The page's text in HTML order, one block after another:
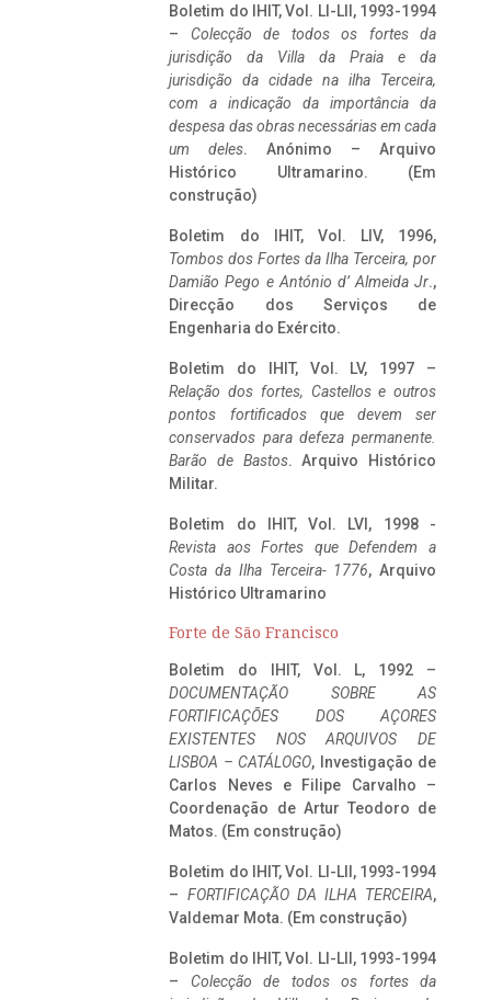
Boletim do IHIT, Vol. LI-LII, 1993-1994
– Colecção de todos os fortes da
jurisdição da Villa da Praia e da
jurisdição da cidade na ilha Terceira,
com a indicação da importância da
despesa das obras necessárias em cada
um deles. Anónimo – Arquivo
Histórico Ultramarino. (Em
construção)
Boletim do IHIT, Vol. LIV, 1996,
Tombos dos Fortes da Ilha Terceira, por
Damião Pego e António d’ Almeida Jr.,
Direcção dos Serviços de
Engenharia do Exército.
Boletim do IHIT, Vol. LV, 1997 –
Relação dos fortes, Castellos e outros
pontos fortificados que devem ser
conservados para defeza permanente.
Barão de Bastos. Arquivo Histórico
Militar.
Boletim do IHIT, Vol. LVI, 1998 -
Revista aos Fortes que Defendem a
Costa da Ilha Terceira- 1776, Arquivo
Histórico Ultramarino
Forte de São Francisco
Boletim do IHIT, Vol. L, 1992 –
DOCUMENTAÇÃO SOBRE AS
FORTIFICAÇÕES DOS AÇORES
EXISTENTES NOS ARQUIVOS DE
LISBOA – CATÁLOGO, Investigação de
Carlos Neves e Filipe Carvalho –
Coordenação de Artur Teodoro de
Matos. (Em construção)
Boletim do IHIT, Vol. LI-LII, 1993-1994
– FORTIFICAÇÃO DA ILHA TERCEIRA,
Valdemar Mota. (Em construção)
Boletim do IHIT, Vol. LI-LII, 1993-1994
– Colecção de todos os fortes da